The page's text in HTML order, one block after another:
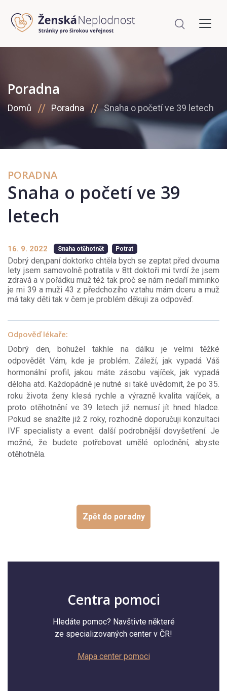
Poradna
Domů Poradna Snaha o početí ve 39 letech
PORADNA
Snaha o početí ve 39
letech
16. 9. 2022 Snaha otěhotnět Potrat
Dobrý den,paní doktorko chtěla bych se zeptat před dvouma
lety jsem samovolně potratila v 8tt doktoři mi tvrdí že jsem
zdravá a v pořádku muž též tak proč se nám nedaří miminko
je mi 39 a muži 43 z předchozího vztahu mám dceru a muž
má taky děti tak v čem je problém děkuji za odpověď.
Odpověď lékaře:
Dobrý den, bohužel takhle na dálku je velmi těžké
odpovědět Vám, kde je problém. Záleží, jak vypadá Váš
hormonální profil, jakou máte zásobu vajíček, jak vypadá
děloha atd. Každopádně je nutné si také uvědomit, že po 35.
roku života ženy klesá rychle a výrazně kvalita vajíček, a
proto otěhotnění ve 39 letech již nemusí jít hned hladce.
Pokud se snažíte již 2 roky, rozhodně doporučuji konzultaci
IVF specialisty a event. další podrobnější dovyšetření. Je
možné, že budete potřebovat umělé oplodnění, abyste
otěhotněla.
Zpět do poradny
Centra pomoci
Hledáte pomoc? Navštivte některé
ze specializovaných center v ČR!
Mapa center pomoci